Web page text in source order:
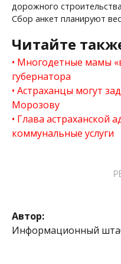
дорожного
Сбор анкет планируют
Читайте
Многодетные мамы
губернатора
Астраханцы могут
Морозову
Глава астраханской
коммунальные услуги
Автор:
Информационный